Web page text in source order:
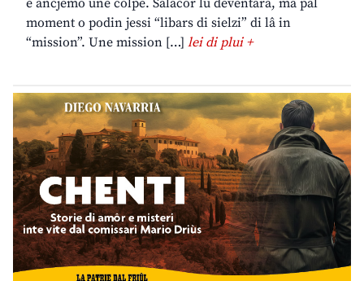
è ancjemò une colpe. Salacor lu deventarà, ma pal
moment o podin jessi “libars di sielzi” di lâ in
“mission”. Une mission […] lei di plui +